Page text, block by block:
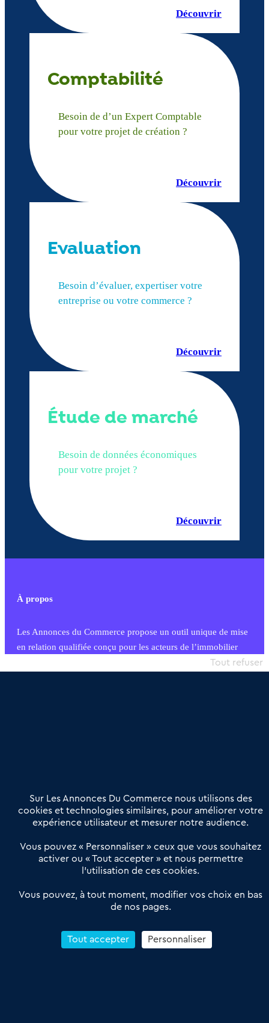
Découvrir
Comptabilité
Besoin de d’un Expert Comptable
pour votre projet de création ?
Découvrir
Evaluation
Besoin d’évaluer, expertiser votre
entreprise ou votre commerce ?
Découvrir
Étude de marché
Besoin de données économiques
pour votre projet ?
Découvrir
À propos
Les Annonces du Commerce propose un outil unique de mise
en relation qualifiée conçu pour les acteurs de l’immobilier
commercial et les collectivités territoriales, simple et intégrant
Offres Pro
Actualités
Qui sommes nous ?
Derniers articles
Réseau 3C : un partenaire national dédié aux transactions
Petitscommerces : Un partenariat au service du commerce de
proximité et des territoires
Reprendre un Restaurant Rapide
Sur Les Annonces Du Commerce nous utilisons des
cookies et technologies similaires, pour améliorer votre
expérience utilisateur et mesurer notre audience.
Vous pouvez « Personnaliser » ceux que vous souhaitez
activer ou « Tout accepter » et nous permettre
l’utilisation de ces cookies.
Vous pouvez, à tout moment, modifier vos choix en bas
de nos pages.
Tout accepter
Tout refuser
Personnaliser